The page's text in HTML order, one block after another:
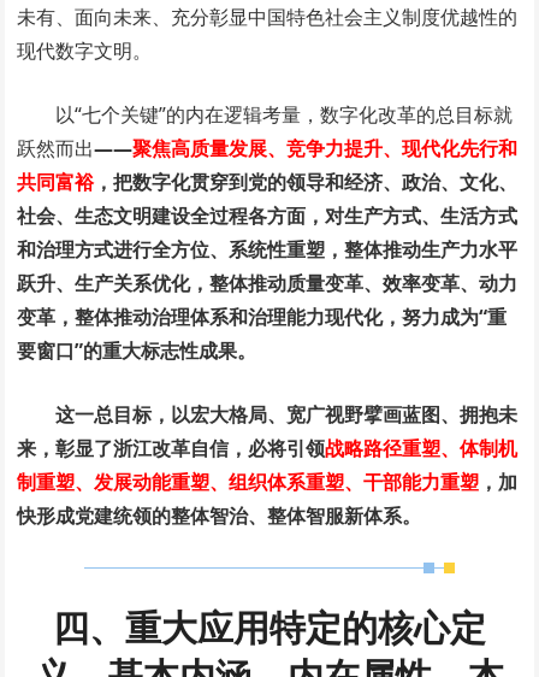
未有、面向未来、充分彰显中国特色社会主义制度优越性的
现代数字文明。
以“七个关键”的内在逻辑考量，数字化改革的总目标就
跃然而出——聚焦高质量发展、竞争力提升、现代化先行和
共同富裕，把数字化贯穿到党的领导和经济、政治、文化、
社会、生态文明建设全过程各方面，对生产方式、生活方式
和治理方式进行全方位、系统性重塑，整体推动生产力水平
跃升、生产关系优化，整体推动质量变革、效率变革、动力
变革，整体推动治理体系和治理能力现代化，努力成为“重
要窗口”的重大标志性成果。
这一总目标，以宏大格局、宽广视野擘画蓝图、拥抱未
来，彰显了浙江改革自信，必将引领战略路径重塑、体制机
制重塑、发展动能重塑、组织体系重塑、干部能力重塑 ，加
快形成党建统领的整体智治、整体智服新体系。
四、重大应用特定的核心定